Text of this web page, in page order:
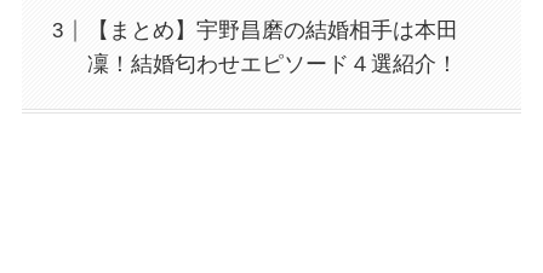
【まとめ】宇野昌磨の結婚相手は本田
凜！結婚匂わせエピソード４選紹介！